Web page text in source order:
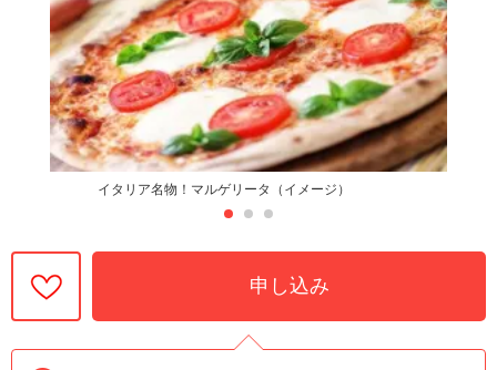
イタリア名物！マルゲリータ（イメージ）
申し込み